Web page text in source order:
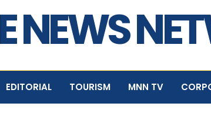
NEWS
EDITORIAL TOURISM MNN TV